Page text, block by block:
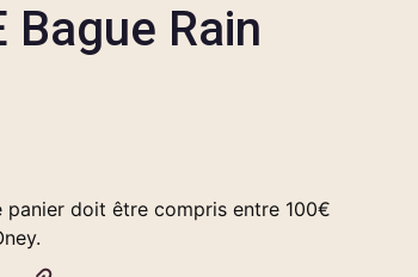
Bague Rain
doit être compris entre 100€